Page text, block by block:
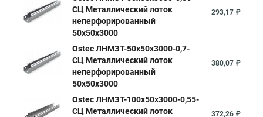
СЦ Металлический лоток
неперфорированный
50х50х3000
293,17 ₽
Ostec ЛНМЗТ-50х50х3000-0,7-
СЦ Металлический лоток
неперфорированный
50х50х3000
380,07 ₽
Ostec ЛНМЗТ-100х50х3000-0,55-
СЦ Металлический лоток
372,26 ₽